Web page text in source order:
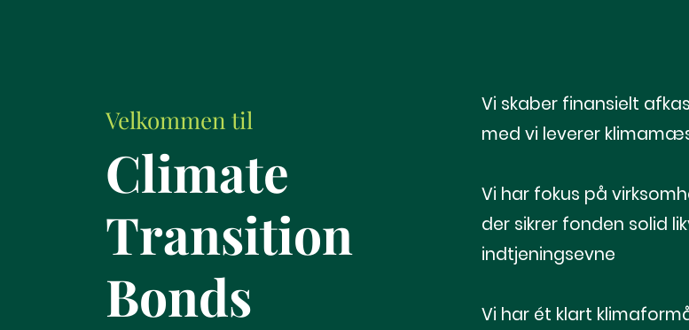
Velkommen til
Climate
Transition
Bonds
Vi skaber finansielt
med vi leverer
Vi har fokus på
der sikrer fonden solid
indtjeningsevne
Vi har ét klart